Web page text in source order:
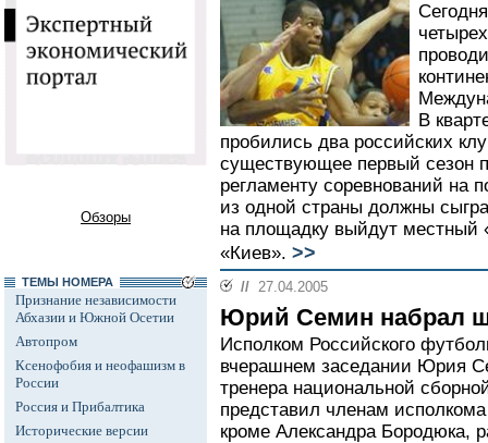
Обзоры
ТЕМЫ НОМЕРА
Признание независимости
Абхазии и Южной Осетии
Автопром
Ксенофобия и неофашизм в
России
Россия и Прибалтика
Исторические версии
В
пробились два российских
существующее первый сезон
регламенту соревнований на
из одной страны должны
на площадку выйдут местный
«Киев». >>
// 27.04.2005
Юрий Семин набрал
Исполком Российского
вчерашнем заседании Юрия
тренера национальной
представил членам
кроме Александра Бородюка,